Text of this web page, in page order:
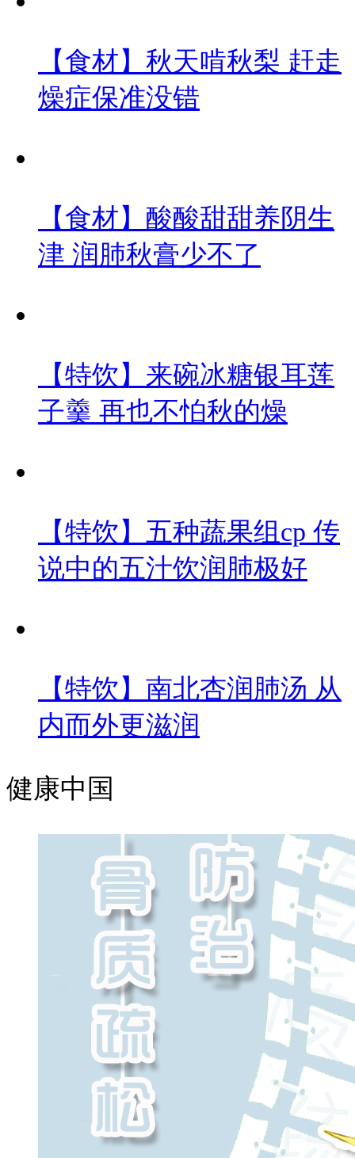
【食材】秋天啃秋梨 赶走
燥症保准没错
【食材】酸酸甜甜养阴生
津 润肺秋膏少不了
【特饮】来碗冰糖银耳莲
子羹 再也不怕秋的燥
【特饮】五种蔬果组cp 传
说中的五汁饮润肺极好
【特饮】南北杏润肺汤 从
内而外更滋润
健康中国